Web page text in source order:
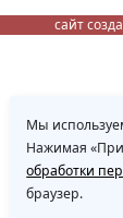
сайт
Мы
Нажимая
обработки
браузер.